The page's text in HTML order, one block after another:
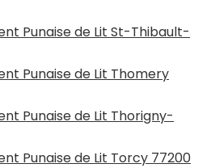
Punaise de Lit St-Thibault-
Punaise de Lit Thomery
Punaise de Lit Thorigny-
Punaise de Lit Torcy 77200